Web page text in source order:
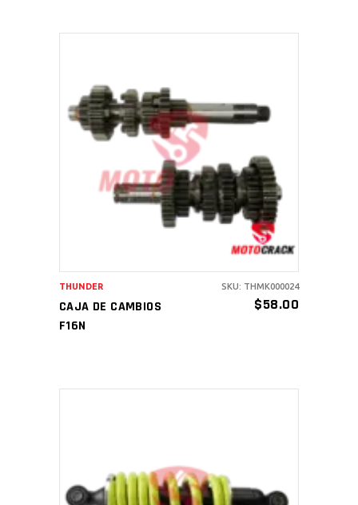
AÑADIR AL CARRITO
CAJA DE CAMBIOS
F16N
$58.00
THUNDER SKU: THMK000024